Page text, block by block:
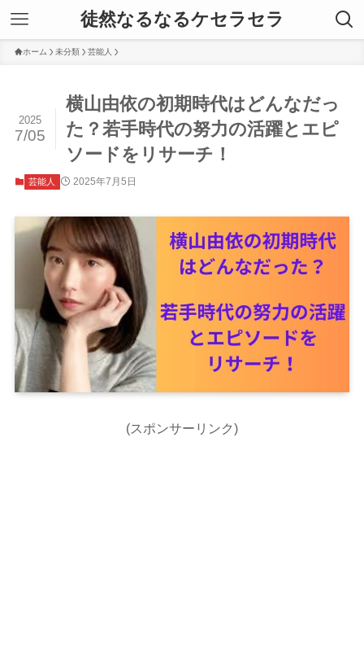
徒然なるなるケセラセラ
ホーム 未分類 芸能人
横山由依の初期時代はどんなだっ
た？若手時代の努力の活躍とエピ
ソードをリサーチ！
2025
7/05
芸能人 2025年7月5日
(スポンサーリンク)